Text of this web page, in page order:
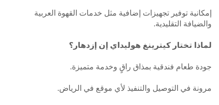
إمكانية توفير تجهيزات إضافية مثل خدمات القهوة العربية
والضيافة التقليدية.
لماذا تختار كيترينغ هوليداي إن إزدهار؟
جودة طعام فندقية بمذاق راقٍ وخدمة متميزة.
مرونة في التوصيل والتنفيذ لأي موقع في الرياض.